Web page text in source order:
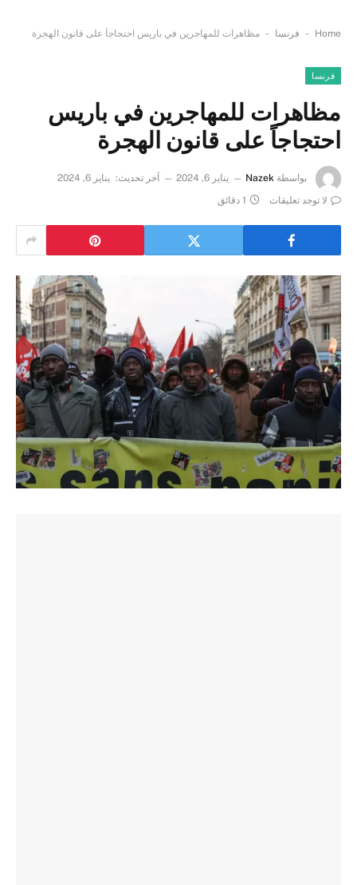
Home
- فرنسا - مظاهرات للمهاجرين في باريس احتجاجاً على قانون الهجرة
فرنسا
مظاهرات للمهاجرين في باريس
احتجاجاً على قانون الهجرة
بواسطة Nazek يناير 6, 2024 آخر تحديث: يناير 6, 2024
لا توجد تعليقات
1 دقائق